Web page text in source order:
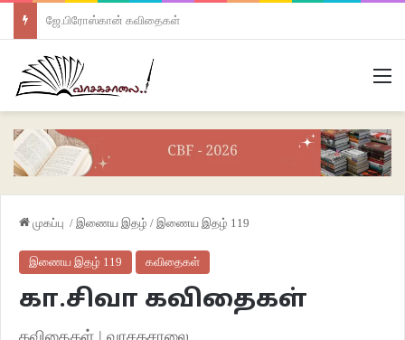
ஜே.பிரோஸ்கான் கவிதைகள்
முகப்பு / இணைய இதழ் / இணைய இதழ் 119
இணைய இதழ் 119 கவிதைகள்
கா.சிவா கவிதைகள்